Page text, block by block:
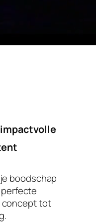
boodschap
concept tot